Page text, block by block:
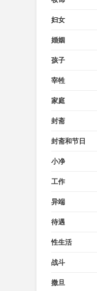
妇女
婚姻
孩子
宰牲
家庭
封斋
封斋和节日
小净
工作
异端
待遇
性生活
战斗
撒旦